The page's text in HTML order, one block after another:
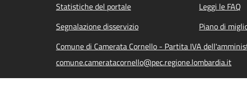
Statistiche del portale
Leggi le FAQ
Segnalazione disservizio
Piano di
Comune di Camerata Cornello - Partita IVA
comune.cameratacornello@pec.regione.lombardia.it